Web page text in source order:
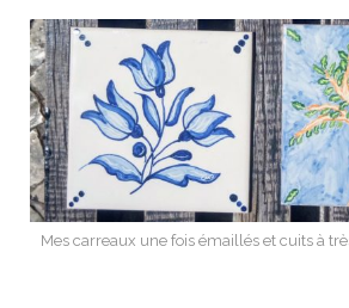
Mes carreaux une fois émaillés et cuits à